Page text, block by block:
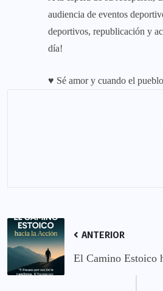
audiencia de eventos
deportivos, republicación y
día!
♥ Sé amor y cuando el
ANTERIOR
El Camino Estoico